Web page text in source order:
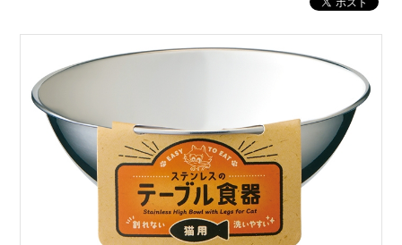
サイトマップ English